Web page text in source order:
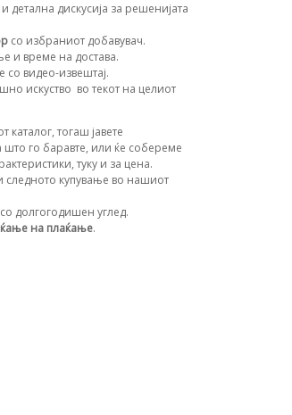
детална дискусија за решенијата
со избраниот добавувач.
и време на достава.
со видео-извештај.
искуство во текот на целиот
тогаш јавете
го баравте, или ќе собереме
туку и за цена.
следното купување во нашиот
долгогодишен углед.
на плаќање.